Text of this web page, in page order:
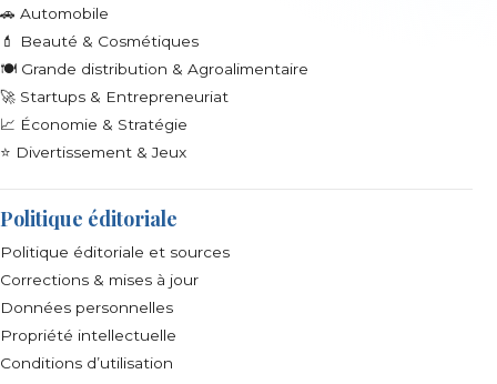
🚗 Automobile
💄 Beauté & Cosmétiques
🍽️ Grande distribution & Agroalimentaire
🚀 Startups & Entrepreneuriat
📈 Économie & Stratégie
⭐ Divertissement & Jeux
Politique éditoriale
Politique éditoriale et sources
Corrections & mises à jour
Données personnelles
Propriété intellectuelle
Conditions d’utilisation